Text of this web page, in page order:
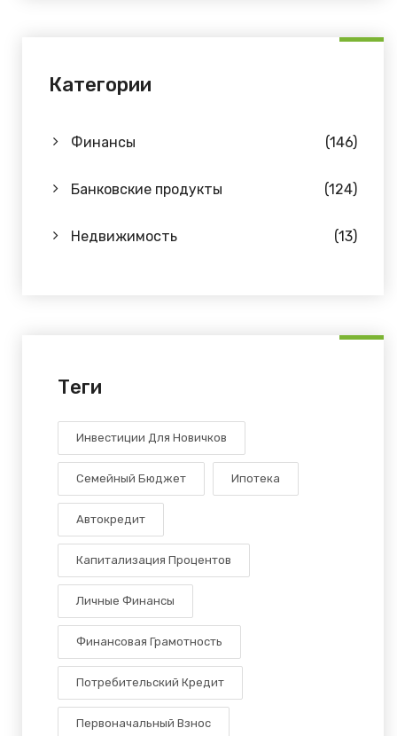
Категории
Финансы (146)
Банковские продукты (124)
Недвижимость (13)
Теги
Инвестиции Для Новичков
Семейный Бюджет Ипотека
Автокредит
Капитализация Процентов
Личные Финансы
Финансовая Грамотность
Потребительский Кредит
Первоначальный Взнос